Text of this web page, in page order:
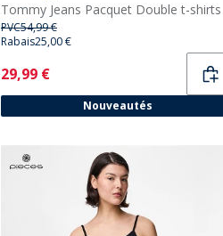
PVC54,99 €
Rabais25,00 €
Current
29,99 €
Nouveautés